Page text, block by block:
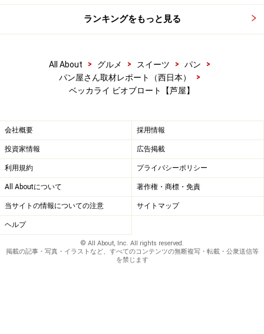
ランキングをもっと見る
All About > グルメ > スイーツ > パン
>
パン屋さん取材レポート（西日本）
>
ベッカライ ビオブロート【芦屋】
会社概要 採用情報
投資家情報 広告掲載
利用規約 プライバシーポリシー
All Aboutについて 著作権・商標・免責
当サイトの情報についての注意 サイトマップ
ヘルプ
© All About, Inc. All rights reserved.
掲載の記事・写真・イラストなど、すべてのコンテンツの無断複写・転載・公衆送信等
を禁じます